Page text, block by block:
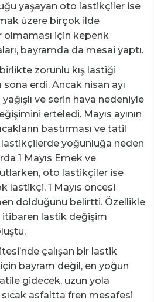
yaşayan oto lastikçiler ise
üzere birçok ilde
olmaması için kepenk
bayramda da mesai yaptı.
birlikte zorunlu kış lastiği
sona erdi. Ancak nisan ayı
ve serin hava nedeniyle
erteledi. Mayıs ayının
bastırması ve tatil
lastikçilerde yoğunluğa neden
1 Mayıs Emek ve
oto lastikçiler ise
lastikçi, 1 Mayıs öncesi
dolduğunu belirtti. Özellikle
itibaren lastik değişim
çalışan bir lastik
için bayram değil, en yoğun
gidecek, uzun yola
sıcak asfaltta fren mesafesi